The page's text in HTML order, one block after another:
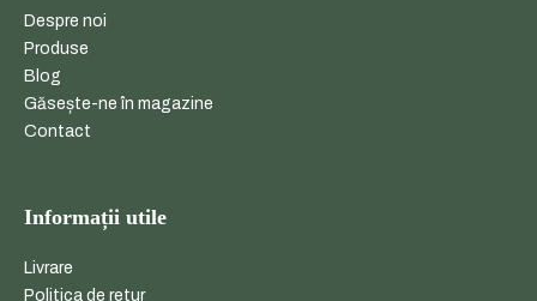
Despre noi
Produse
Blog
Găsește-ne în magazine
Contact
Informații utile
Livrare
Politica de retur